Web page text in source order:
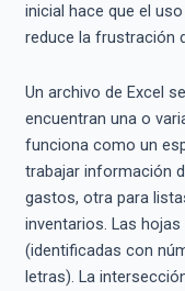
inicial hace que el
reduce la frustración
Un archivo de Excel
encuentran una o
funciona como un
trabajar información
gastos, otra para
inventarios. Las
(identificadas con
letras). La